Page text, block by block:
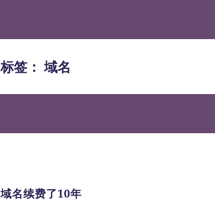
标签：域名
域名续费了10年